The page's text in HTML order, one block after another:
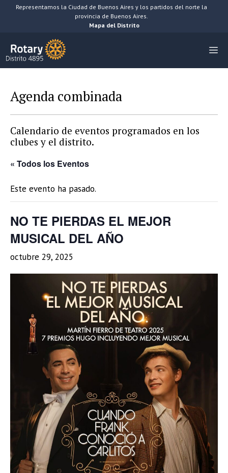
SaltarRepresentamos la Ciudad de Buenos Aires y los partidos del norte la
provincia de Buenos Aires.
Mapa del Distrito
Agenda combinada
Calendario de eventos programados en los
clubes y el distrito.
« Todos los Eventos
Este evento ha pasado.
NO TE PIERDAS EL MEJOR
MUSICAL DEL AÑO
octubre 29, 2025